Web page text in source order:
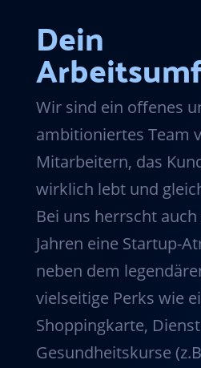
Dein
Wir sind ein offenes
ambitioniertes Team
Mitarbeitern, das
wirklich lebt und
Bei uns herrscht
Jahren eine Startup-
neben dem
vielseitige Perks wie
Shoppingkarte,
Gesundheitskurse